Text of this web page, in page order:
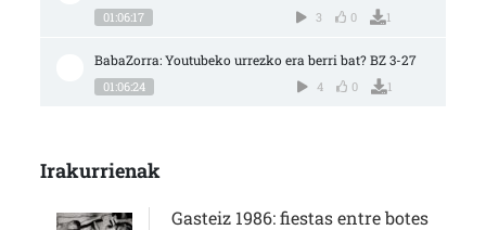
01:06:17 3 0 1
BabaZorra: Youtubeko urrezko era berri bat? BZ 3-27
01:06:24 4 0 1
Irakurrienak
Gasteiz 1986: fiestas entre botes